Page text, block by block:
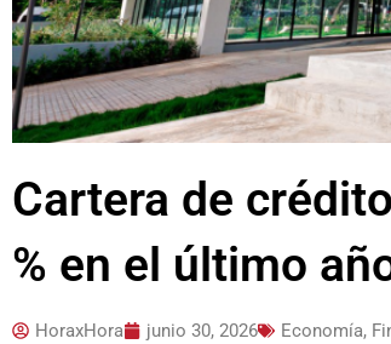
Cartera de
% en el último
HoraxHora junio 30, 2026 Economía,